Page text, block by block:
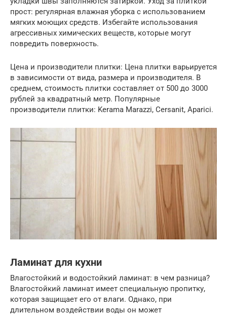
прост: регулярная влажная уборка с использованием
мягких моющих средств. Избегайте использования
агрессивных химических веществ, которые могут
повредить поверхность.
Цена и производители плитки: Цена плитки варьируется
в зависимости от вида, размера и производителя. В
среднем, стоимость плитки составляет от 500 до 3000
рублей за квадратный метр. Популярные
производители плитки: Kerama Marazzi, Cersanit, Aparici.
Ламинат для кухни
Влагостойкий и водостойкий ламинат: в чем разница?
Влагостойкий ламинат имеет специальную пропитку,
которая защищает его от влаги. Однако, при
длительном воздействии воды он может